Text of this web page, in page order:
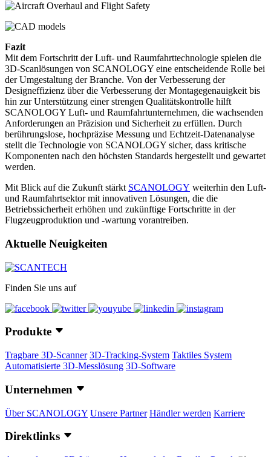
Fazit
Mit dem Fortschritt der Luft- und Raumfahrttechnologie spielen die
3D-Scanlösungen von SCANOLOGY eine entscheidende Rolle bei
der Umgestaltung der Branche. Von der Verbesserung der
Designeffizienz über die Verbesserung der Montagegenauigkeit bis
hin zur Unterstützung einer strengen Qualitätskontrolle hilft
SCANOLOGY Luft- und Raumfahrtunternehmen, die wachsenden
Anforderungen an Präzision und Sicherheit zu erfüllen. Durch
berührungslose, hochpräzise Messung und Echtzeit-Datenanalyse
stellt die Technologie von SCANOLOGY sicher, dass kritische
Komponenten nach den höchsten Standards hergestellt und gewartet
werden.
Mit Blick auf die Zukunft stärkt SCANOLOGY weiterhin den Luft-
und Raumfahrtsektor mit innovativen Lösungen, die die
Betriebssicherheit erhöhen und zukünftige Fortschritte in der
Flugzeugproduktion und -wartung vorantreiben.
Aktuelle Neuigkeiten
Finden Sie uns auf
Produkte
Tragbare 3D-Scanner 3D-Tracking-System Taktiles System
Automatisierte 3D-Messlösung 3D-Software
Unternehmen
Über SCANOLOGY Unsere Partner Händler werden Karriere
Direktlinks